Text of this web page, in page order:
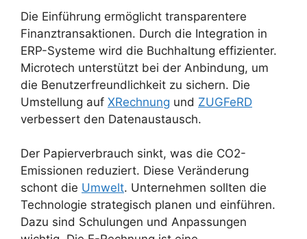
Die Einführung ermöglicht transparentere
Finanztransaktionen. Durch die Integration in
ERP-Systeme wird die Buchhaltung effizienter.
Microtech unterstützt bei der Anbindung, um
die Benutzerfreundlichkeit zu sichern. Die
Umstellung auf XRechnung und ZUGFeRD
verbessert den Datenaustausch.
Der Papierverbrauch sinkt, was die CO2-
Emissionen reduziert. Diese Veränderung
schont die Umwelt. Unternehmen sollten die
Technologie strategisch planen und einführen.
Dazu sind Schulungen und Anpassungen